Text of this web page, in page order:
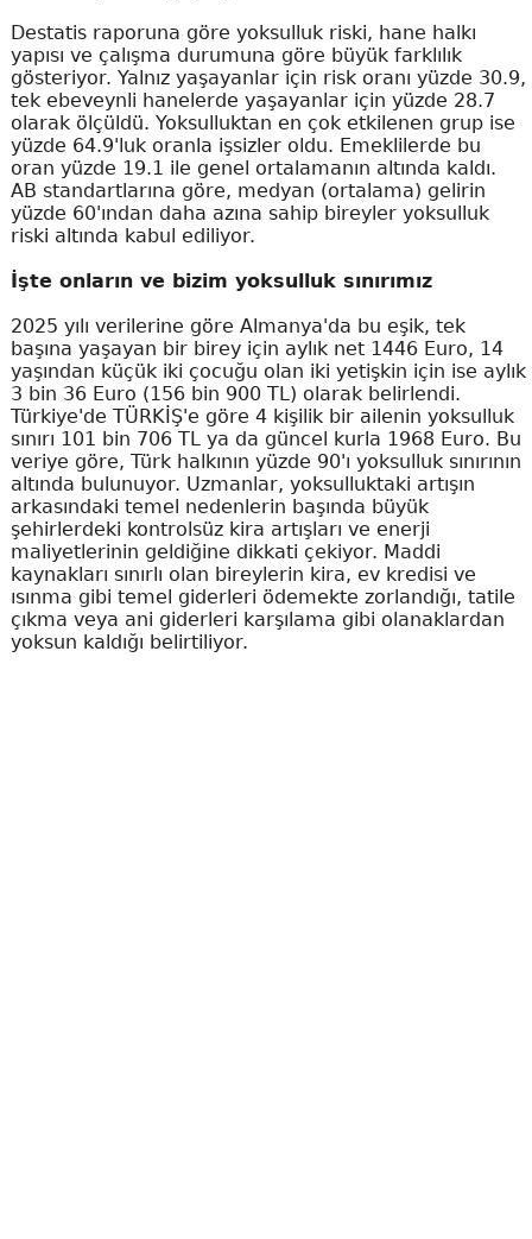
Destatis raporuna göre yoksulluk riski, hane halkı
yapısı ve çalışma durumuna göre büyük farklılık
gösteriyor. Yalnız yaşayanlar için risk oranı yüzde 30.9,
tek ebeveynli hanelerde yaşayanlar için yüzde 28.7
olarak ölçüldü. Yoksulluktan en çok etkilenen grup ise
yüzde 64.9'luk oranla işsizler oldu. Emeklilerde bu
oran yüzde 19.1 ile genel ortalamanın altında kaldı.
AB standartlarına göre, medyan (ortalama) gelirin
yüzde 60'ından daha azına sahip bireyler yoksulluk
riski altında kabul ediliyor.
İşte onların ve bizim yoksulluk sınırımız
2025 yılı verilerine göre Almanya'da bu eşik, tek
başına yaşayan bir birey için aylık net 1446 Euro, 14
yaşından küçük iki çocuğu olan iki yetişkin için ise aylık
3 bin 36 Euro (156 bin 900 TL) olarak belirlendi.
Türkiye'de TÜRKİŞ'e göre 4 kişilik bir ailenin yoksulluk
sınırı 101 bin 706 TL ya da güncel kurla 1968 Euro. Bu
veriye göre, Türk halkının yüzde 90'ı yoksulluk sınırının
altında bulunuyor. Uzmanlar, yoksulluktaki artışın
arkasındaki temel nedenlerin başında büyük
şehirlerdeki kontrolsüz kira artışları ve enerji
maliyetlerinin geldiğine dikkati çekiyor. Maddi
kaynakları sınırlı olan bireylerin kira, ev kredisi ve
ısınma gibi temel giderleri ödemekte zorlandığı, tatile
çıkma veya ani giderleri karşılama gibi olanaklardan
yoksun kaldığı belirtiliyor.